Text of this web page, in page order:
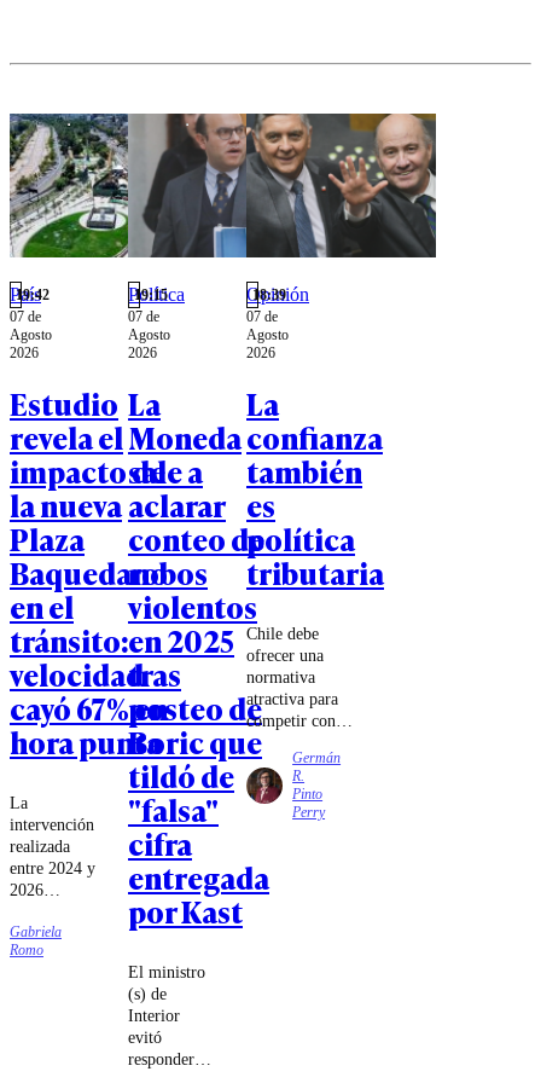
País
19:42
07 de
Agosto
2026
Estudio
revela el
impacto de
la nueva
Plaza
Baquedano
en el
tránsito:
velocidad
cayó 67% en
hora punta
La
intervención
realizada
entre 2024 y
2026
tradicional
diseño del
Gabriela
Romo
Política
19:15
07 de
Agosto
2026
La
Moneda
sale a
aclarar
conteo de
robos
violentos
en 2025
tras
posteo de
Boric que
tildó de
"falsa"
cifra
entregada
por Kast
El ministro
(s) de
Interior
evitó
responder
Opinión
18:39
07 de
Agosto
2026
La
confianza
también
es
política
tributaria
Chile debe
ofrecer una
normativa
atractiva para
competir con
los mecanismos
de estabilidad e
invariabilidad
existentes en
especialmente
cuando el
Germán
R.
Pinto
Perry